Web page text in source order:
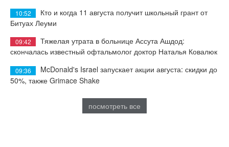
10:52
Кто и когда 11 августа получит школьный грант от
Битуах Леуми
09:42
Тяжелая утрата в больнице Ассута Ашдод:
скончалась известный офтальмолог доктор Наталья Ковалюк
09:36
McDonald's Israel запускает акции августа: скидки до
50%, также Grimace Shake
посмотреть все